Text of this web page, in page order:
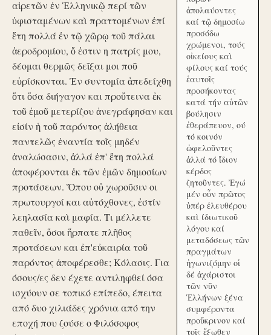
αἱρετῶν ἐν Ἑλληνικῷ περί τῶν
ὑφισταμένων καὶ πραττομένων ἐπί
ἔτη πολλά ἐν τῷ χῶρῳ τοῦ πάλαι
ἀεροδρομίου, ὅ ἐστιν η πατρίς μου,
δέομαι θερμῶς δεῖξαι μοι ποῦ
εὑρίσκονται. Ἐν συντομία ἀπεδείχθη
ὅτι ὅσα διήγαγον και προὔτεινα ἐκ
τοῦ ἐμοῦ μετερίζου ἀνεγράφησαν και
εἰσίν ἡ τοῦ παρόντος ἀλήθεια
παντελῶς ἐναντία τοῖς μηδέν
ἀναλώσασιν, ἀλλά ἐπ' ἔτη πολλά
ἀποφέρονται ἐκ τῶν ἐμῶν δημοσίων
προτάσεων. Ὅπου οὐ χωροῦσιν οι
πρωτουργοί και αὐτόχθονες, ἐστίν
λεηλασία καὶ μαφία. Τι μέλλετε
παθεῖν, ὅσοι ἥρπατε πλῆθος
προτάσεων και ἐπ'εὐκαιρία τοῦ
παρόντος ἀποφέρεσθε; Κόλασις. Για
όσους/ες δεν έχετε αντιληφθεί όσα
ισχύουν σε τοπικό επίπεδο, έπειτα
από δυο χιλιάδες χρόνια από την
εποχή που ζούσε ο Φιλόσοφος
ἀπολαύοντες
καί τῷ δημοσίω
προσόδω
χρώμενοι, τούς
οἰκείους καὶ
φίλους καί τούς
ἑαυτοῖς
προσήκοντας
κατά τήν αὑτῶν
βούλησιν
ἐθεράπευον, ού
τό κοινόν
ὠφελοῦντες
ἀλλά τό ἴδιον
κέρδος
ζητοῦντες. Ἐγώ
μέν οὖν πρῶτος
ὑπέρ ἐλευθέρου
καὶ ίδιωτικοῦ
λόγου καί
μεταδόσεως τῶν
πραγμάτων
ἠγωνιζόμην οἱ
δέ ἀχάριστοι
τῶν νῦν
Ἑλλήνων ξένα
συμφέροντα
προὔκρινον καί
τοῖς ἔξωθεν